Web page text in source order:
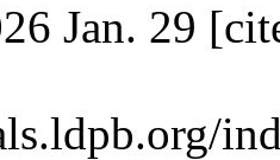
Jan. 29